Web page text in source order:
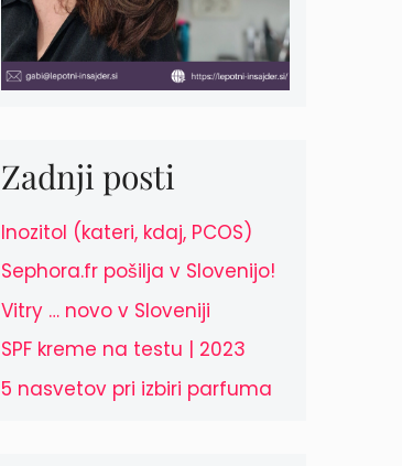
Zadnji posti
Inozitol (kateri, kdaj, PCOS)
Sephora.fr pošilja v Slovenijo!
Vitry … novo v Sloveniji
SPF kreme na testu | 2023
5 nasvetov pri izbiri parfuma